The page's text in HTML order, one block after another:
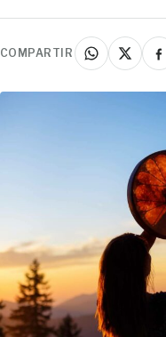
COMPARTIR